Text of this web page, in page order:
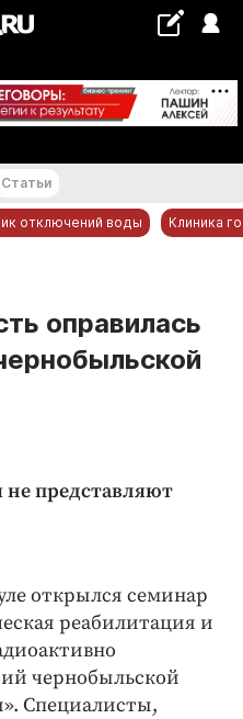
°С
Статьи
отключений воды Клиника
оправилась
представляют
открылся семинар
реабилитация и
чернобыльской
Специалисты,